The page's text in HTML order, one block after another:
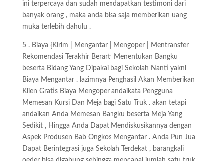
ini terpercaya dan sudah mendapatkan testimoni dari
banyak orang , maka anda bisa saja memberikan uang
muka terlebih dahulu .
5 . Biaya {Kirim | Mengantar | Mengoper | Mentransfer
Rekomendasi Terakhir Berarti Menentukan Bangku
beserta Bidang Yang Dipakai bagi Sekolah Nanti yakni
Biaya Mengantar . lazimnya Penghasil Akan Memberikan
Klien Gratis Biaya Mengoper andaikata Pengguna
Memesan Kursi Dan Meja bagi Satu Truk . akan tetapi
andaikan Anda Memesan Bangku beserta Meja Yang
Sedikit , Hingga Anda Dapat Mendiskusikannya dengan
Aspek Produsen Bab Ongkos Mengantar . Anda Pun Jua
Dapat Berintegrasi juga Sekolah Terdekat , barangkali